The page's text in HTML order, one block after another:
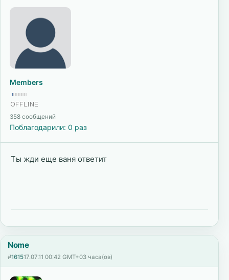
Members
358 сообщений
Поблагодарили: 0 раз
Ты жди еще ваня ответит
Nome
#161517.07.11 00:42 GMT+03 часа(ов)